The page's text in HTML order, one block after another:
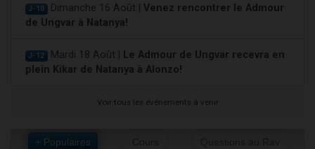
J-10 Dimanche 16 Août | Venez rencontrer le Admour
de Ungvar à Natanya!
J-12 Mardi 18 Août |
Le Admour de Ungvar recevra en
plein Kikar de Natanya à Alonzo!
Voir tous les événements à venir
+ Populaires